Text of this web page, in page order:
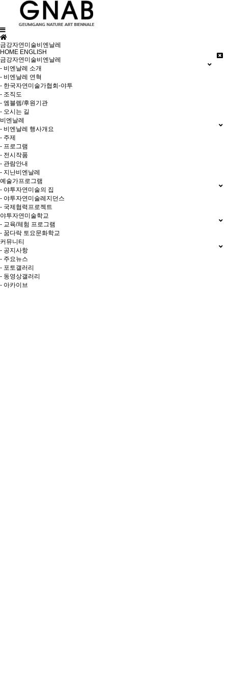
금강자연미술비엔날레
HOME ENGLISH
금강자연미술비엔날레
- 비엔날레 소개
- 비엔날레 연혁
- 한국자연미술가협회-야투
- 조직도
- 엠블렘/후원기관
- 오시는 길
비엔날레
- 비엔날레 행사개요
- 주제
- 프로그램
- 전시작품
- 관람안내
- 지난비엔날레
예술가프로그램
- 야투자연미술의 집
- 야투자연미술레지던스
- 국제협력프로젝트
야투자연미술학교
- 교육/체험 프로그램
- 꿈다락 토요문화학교
커뮤니티
- 공지사항
- 주요뉴스
- 포토갤러리
- 동영상갤러리
- 아카이브